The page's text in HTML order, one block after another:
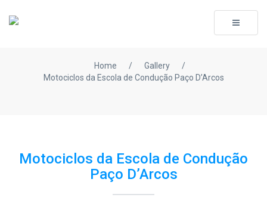
Toggle
Home / Gallery
/
Motociclos da Escola de Condução Paço D’Arcos
Motociclos da Escola de Condução
Paço D’Arcos